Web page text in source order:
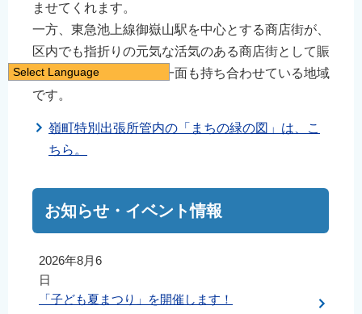
ませてくれます。
一方、東急池上線御嶽山駅を中心とする商店街が、
区内でも指折りの元気な活気のある商店街として賑
わいをみせ、庶民的な一面も持ち合わせている地域
です。
嶺町特別出張所管内の「まちの緑の図」は、こ
ちら。
お知らせ・イベント情報
2026年8月6
日
「子ども夏まつり」を開催します！
Select Language
日本語
简体中文
한국어